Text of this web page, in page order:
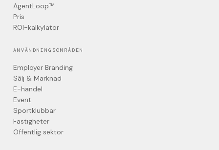
AgentLoop™
Pris
ROI-kalkylator
ANVÄNDNINGSOMRÅDEN
Employer Branding
Sälj & Marknad
E-handel
Event
Sportklubbar
Fastigheter
Offentlig sektor